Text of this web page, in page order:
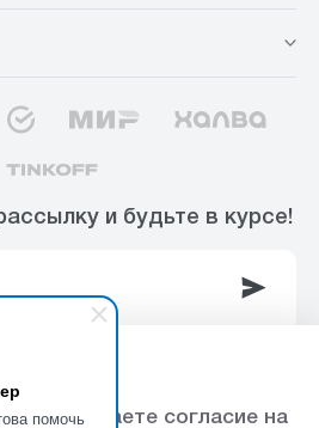
помочь
и будьте в курсе!
магазин ООО
Cookie
вы даете согласие на